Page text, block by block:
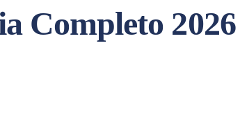
Completo 2026